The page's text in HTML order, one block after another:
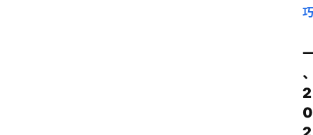
巧
2
0